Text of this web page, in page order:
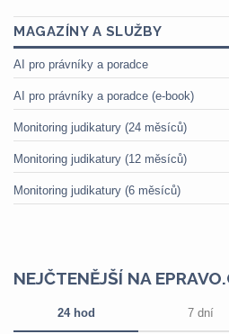
MAGAZÍNY A SLUŽBY
AI pro právníky a poradce
AI pro právníky a poradce (e-book)
Monitoring judikatury (24 měsíců)
Monitoring judikatury (12 měsíců)
Monitoring judikatury (6 měsíců)
NEJČTENĚJŠÍ NA
24 hod 7 dní